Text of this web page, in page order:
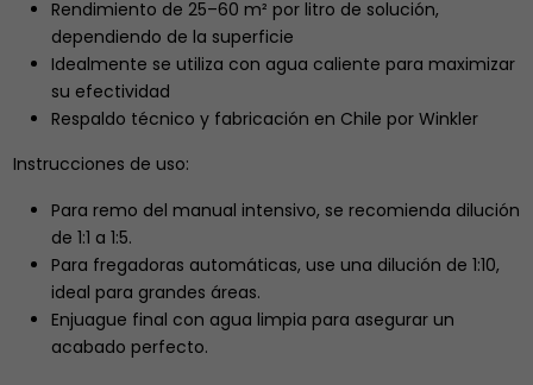
Rendimiento de 25–60 m² por litro de solución,
dependiendo de la superficie
Idealmente se utiliza con agua caliente para maximizar
su efectividad
Respaldo técnico y fabricación en Chile por Winkler
Instrucciones de uso:
Para remo del manual intensivo, se recomienda dilución
de 1:1 a 1:5.
Para fregadoras automáticas, use una dilución de 1:10,
ideal para grandes áreas.
Enjuague final con agua limpia para asegurar un
acabado perfecto.